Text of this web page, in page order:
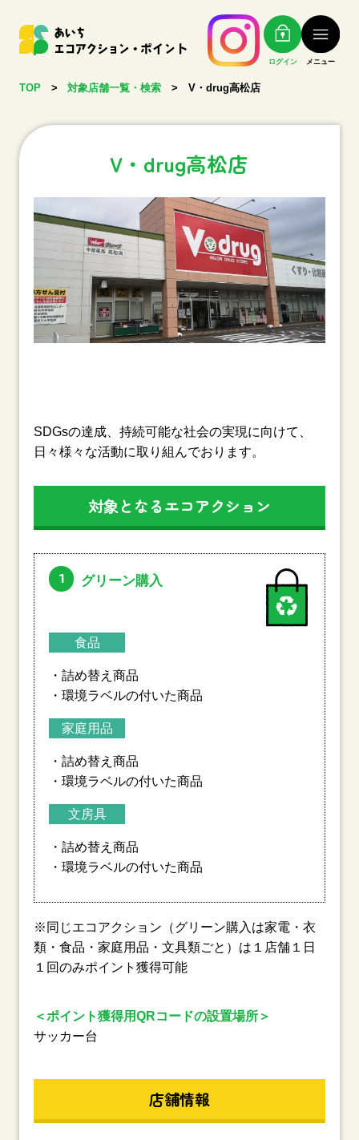
ログイン メニュー
TOP > 対象店舗一覧・検索 > V・drug高松店
V・drug高松店
SDGsの達成、持続可能な社会の実現に向けて、
日々様々な活動に取り組んでおります。
対象となるエコアクション
1 グリーン購入
食品
・詰め替え商品
・環境ラベルの付いた商品
家庭用品
・詰め替え商品
・環境ラベルの付いた商品
文房具
・詰め替え商品
・環境ラベルの付いた商品
※同じエコアクション（グリーン購入は家電・衣
類・食品・家庭用品・文具類ごと）は１店舗１日
１回のみポイント獲得可能
＜ポイント獲得用QRコードの設置場所＞
サッカー台
店舗情報